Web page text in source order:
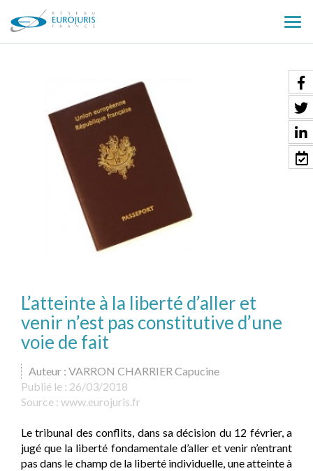
le
L’atteinte à la liberté d’aller et
venir n’est pas constitutive d’une
voie de fait
Auteur : VARRON CHARRIER Capucine
Publié le : 26/03/2018
Source : www.eurojuris.fr
Le tribunal des conflits, dans sa décision du 12 février, a
jugé que la liberté fondamentale d’aller et venir n’entrant
pas dans le champ de la liberté individuelle, une atteinte à